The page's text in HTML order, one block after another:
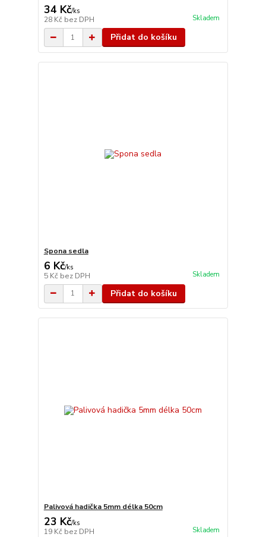
34 Kč/ks
28 Kč bez DPH Skladem
Přidat do košíku
Spona sedla
6 Kč/ks
5 Kč bez DPH Skladem
Přidat do košíku
Palivová hadička 5mm délka 50cm
23 Kč/ks
19 Kč bez DPH Skladem